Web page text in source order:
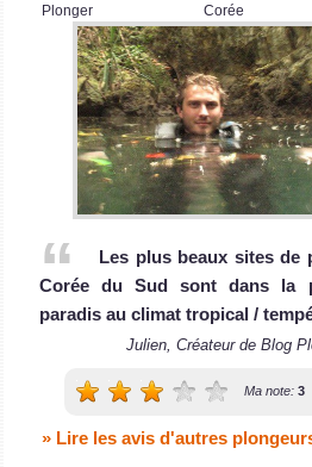
Plonger
Les plus beaux sites de
Corée du Sud sont dans la
paradis au climat tropical /
Julien, Créateur de Blog
Ma note: 3
» Lire les avis d'autres